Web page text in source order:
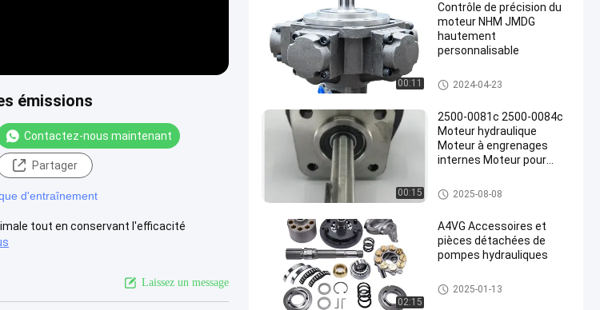
émissions
Contactez-nous maintenant
Partager
d'entraînement
tout en conservant l'efficacité
Laissez un message
00:11
Contrôle de précision du
moteur NHM JMDG
hautement
personnalisable
Moteur hydraulique
2024-04-23
00:15
2500-0081c 2500-0084c
Moteur hydraulique
Moteur à engrenages
internes Moteur pour
Moteur hydraulique
2025-08-08
02:15
A4VG Accessoires et
pièces détachées de
pompes hydrauliques
Moteur hydraulique
2025-01-13